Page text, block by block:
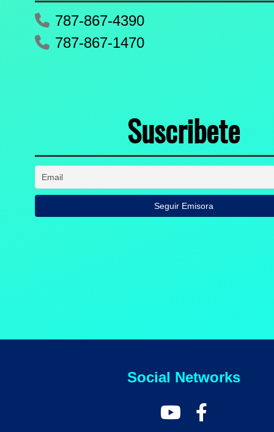
787-867-4390
787-867-1470
Suscribete
Social Networks